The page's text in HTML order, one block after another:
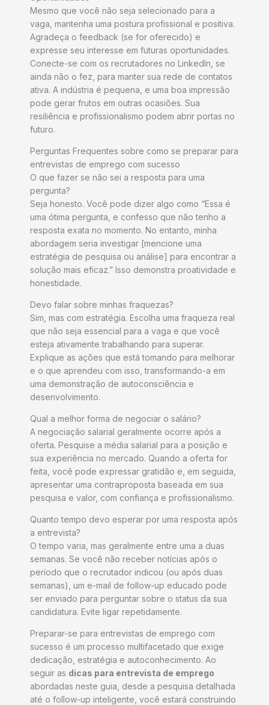
Mesmo que você não seja selecionado para a
vaga, mantenha uma postura profissional e positiva.
Agradeça o feedback (se for oferecido) e
expresse seu interesse em futuras oportunidades.
Conecte-se com os recrutadores no LinkedIn, se
ainda não o fez, para manter sua rede de contatos
ativa. A indústria é pequena, e uma boa impressão
pode gerar frutos em outras ocasiões. Sua
resiliência e profissionalismo podem abrir portas no
futuro.
Perguntas Frequentes sobre como se preparar para
entrevistas de emprego com sucesso
O que fazer se não sei a resposta para uma
pergunta?
Seja honesto. Você pode dizer algo como “Essa é
uma ótima pergunta, e confesso que não tenho a
resposta exata no momento. No entanto, minha
abordagem seria investigar [mencione uma
estratégia de pesquisa ou análise] para encontrar a
solução mais eficaz.” Isso demonstra proatividade e
honestidade.
Devo falar sobre minhas fraquezas?
Sim, mas com estratégia. Escolha uma fraqueza real
que não seja essencial para a vaga e que você
esteja ativamente trabalhando para superar.
Explique as ações que está tomando para melhorar
e o que aprendeu com isso, transformando-a em
uma demonstração de autoconsciência e
desenvolvimento.
Qual a melhor forma de negociar o salário?
A negociação salarial geralmente ocorre após a
oferta. Pesquise a média salarial para a posição e
sua experiência no mercado. Quando a oferta for
feita, você pode expressar gratidão e, em seguida,
apresentar uma contraproposta baseada em sua
pesquisa e valor, com confiança e profissionalismo.
Quanto tempo devo esperar por uma resposta após
a entrevista?
O tempo varia, mas geralmente entre uma a duas
semanas. Se você não receber notícias após o
período que o recrutador indicou (ou após duas
semanas), um e-mail de follow-up educado pode
ser enviado para perguntar sobre o status da sua
candidatura. Evite ligar repetidamente.
Preparar-se para entrevistas de emprego com
sucesso é um processo multifacetado que exige
dedicação, estratégia e autoconhecimento. Ao
seguir as dicas para entrevista de emprego
abordadas neste guia, desde a pesquisa detalhada
até o follow-up inteligente, você estará construindo